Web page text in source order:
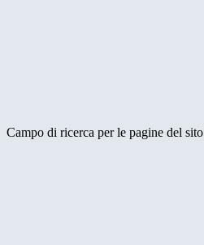
Campo di ricerca per le pagine del sito